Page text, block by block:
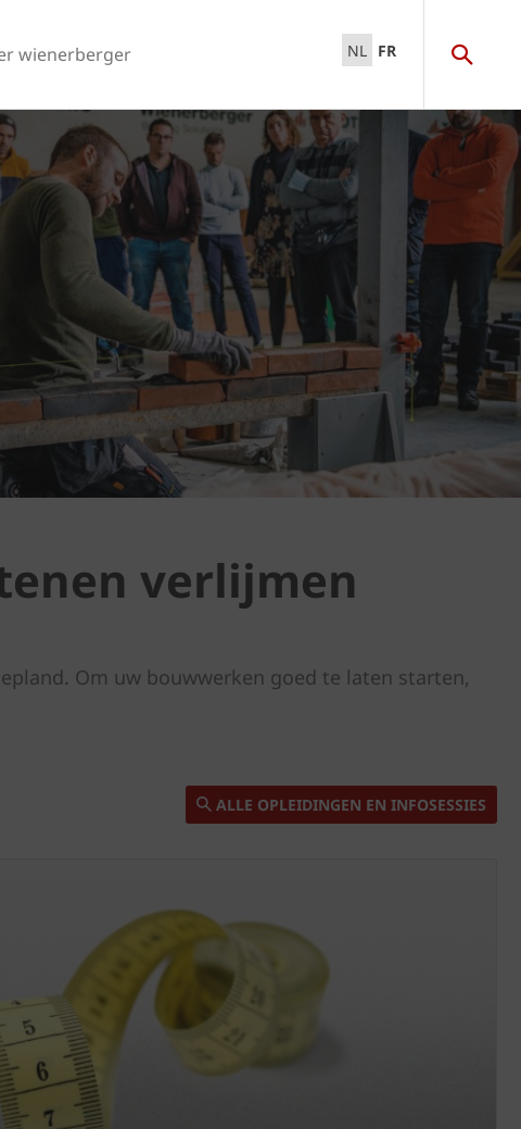
wienerberger NL FR
verlijmen
Om uw bouwwerken goed te laten starten,
ALLE OPLEIDINGEN EN INFOSESSIES